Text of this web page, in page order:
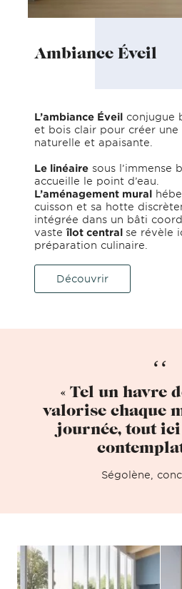
Ambiance Éveil
L’ambiance Éveilconjugue
et bois clair pour créer une
naturelle et apaisante.
Le linéairesous l’immense
accueille le point d’eau.
L’aménagement mural
cuisson et sa hotte
intégrée dans un bâti
vasteîlot central se révèle
préparation culinaire.
Découvrir
« Tel un havre
valorise chaque
journée, tout
Ségolène,